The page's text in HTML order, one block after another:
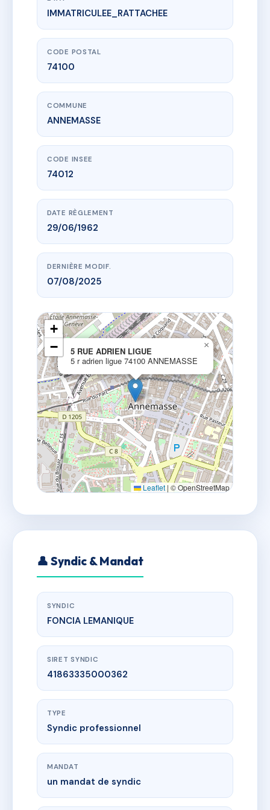
www.vme.plus/AC6794564
5 RUE ADRIEN LIGUE
5 r adrien ligue74100 ANNEMASSE
IMMATRICULEE_RATTACHEE
CODE POSTAL
74100
COMMUNE
ANNEMASSE
CODE INSEE
74012
DATE RÈGLEMENT
29/06/1962
DERNIÈRE MODIF.
07/08/2025
5 RUE ADRIEN LIGUE
5 r adrien ligue 74100 ANNEMASSE
×
+
−
Leaflet | © OpenStreetMap
👤 Syndic & Mandat
SYNDIC
FONCIA LEMANIQUE
SIRET SYNDIC
41863335000362
TYPE
Syndic professionnel
MANDAT
un mandat de syndic